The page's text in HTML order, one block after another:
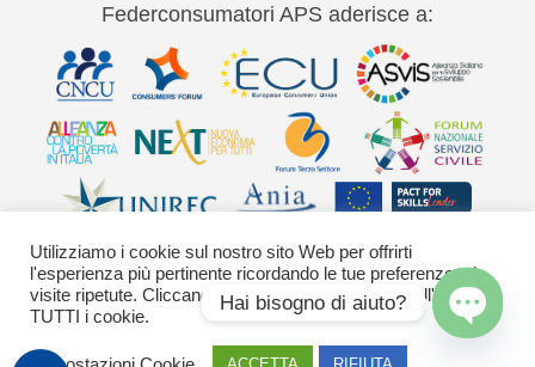
Federconsumatori APS aderisce a:
Via Palestro 11 00185 Roma - tel 06
Utilizziamo i cookie sul nostro sito Web per offrirti
l'esperienza più pertinente ricordando le tue preferenze e le
visite ripetute. Cliccando su "Accetta" acconsenti all'uso di
TUTTI i cookie.
Hai bisogno di aiuto?